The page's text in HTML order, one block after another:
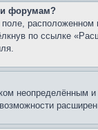
форумам?
по ссылке
неопределённым